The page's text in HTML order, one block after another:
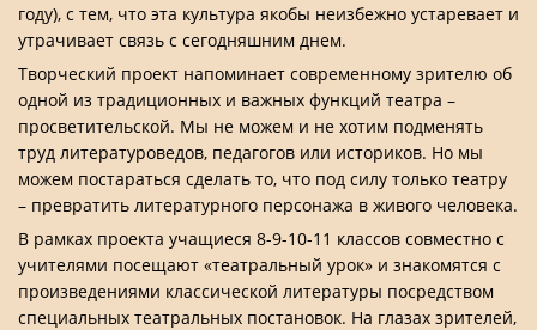
году), с тем, что эта культура якобы неизбежно устаревает и
утрачивает связь с сегодняшним днем.
Творческий проект напоминает современному зрителю об
одной из традиционных и важных функций театра –
просветительской. Мы не можем и не хотим подменять
труд литературоведов, педагогов или историков. Но мы
можем постараться сделать то, что под силу только театру
– превратить литературного персонажа в живого человека.
В рамках проекта учащиеся 8-9-10-11 классов совместно с
учителями посещают «театральный урок» и знакомятся с
произведениями классической литературы посредством
специальных театральных постановок. На глазах зрителей,